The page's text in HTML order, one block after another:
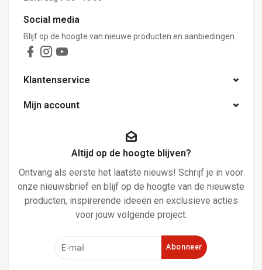
Social media
Blijf op de hoogte van nieuwe producten en aanbiedingen.
Klantenservice
Mijn account
Altijd op de hoogte blijven?
Ontvang als eerste het laatste nieuws! Schrijf je in voor
onze nieuwsbrief en blijf op de hoogte van de nieuwste
producten, inspirerende ideeën en exclusieve acties
voor jouw volgende project.
Abonneer